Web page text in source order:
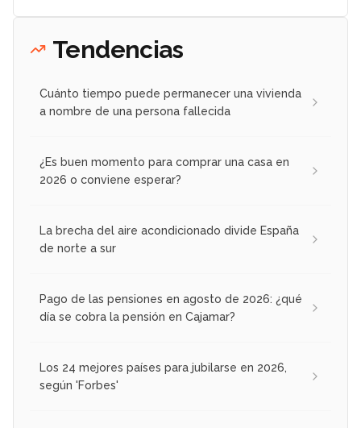
Tendencias
Cuánto tiempo puede permanecer una vivienda
a nombre de una persona fallecida
¿Es buen momento para comprar una casa en
2026 o conviene esperar?
La brecha del aire acondicionado divide España
de norte a sur
Pago de las pensiones en agosto de 2026: ¿qué
día se cobra la pensión en Cajamar?
Los 24 mejores países para jubilarse en 2026,
según 'Forbes'